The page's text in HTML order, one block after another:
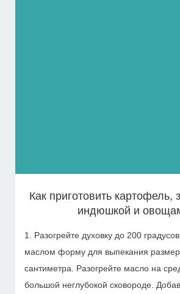
Как приготовить картофель,
индюшкой и
1. Разогрейте духовку до 200
маслом форму для выпекания
сантиметра. Разогрейте масло на
большой неглубокой сковороде.